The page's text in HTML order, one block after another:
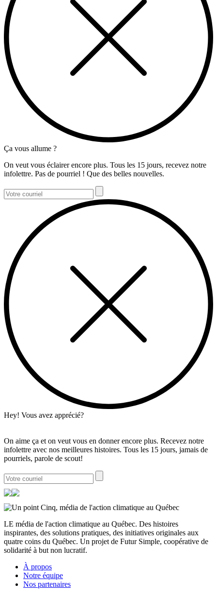
Ça vous allume ?
On veut vous éclairer encore plus. Tous les 15 jours, recevez notre
infolettre. Pas de pourriel ! Que des belles nouvelles.
Hey! Vous avez apprécié?
On aime ça et on veut vous en donner encore plus. Recevez notre
infolettre avec nos meilleures histoires. Tous les 15 jours, jamais de
pourriels, parole de scout!
LE média de l'action climatique au Québec. Des histoires
inspirantes, des solutions pratiques, des initiatives originales aux
quatre coins du Québec. Un projet de Futur Simple, coopérative de
solidarité à but non lucratif.
À propos
Notre équipe
Nos partenaires